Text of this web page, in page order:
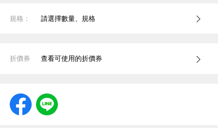
規格： 請選擇數量、規格
折價券 查看可使用的折價券